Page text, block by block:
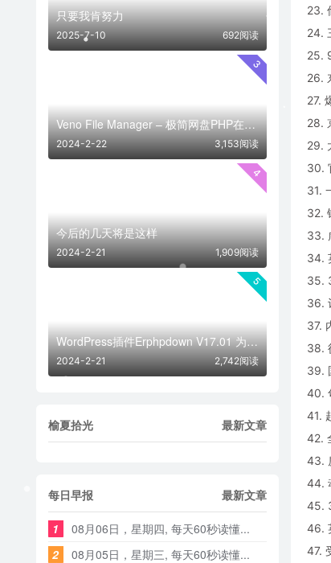
23.
24.
25.
26.
27.
28.
29.
30.
31.
32.
33.
34.
35.
36.
37.
38.
39.
40.
41.
42.
43.
44.
45.
46.
47.
只要我肯努力
2025-7-10 692阅读
3
Veno File Manager – 极简网盘PHP在线网盘系统- v4.1
2024-2-22 3,153阅读
4
今后的几天将是这样
2024-2-21 1,909阅读
5
WordPress插件Erphpdown V17.01 为网站添加付费下载功能
2024-2-21 2,742阅读
榆夏拾光 最新文章
每日早报 最新文章
1
08月06日，星期四, 每天60秒读懂...
2
08月05日，星期三, 每天60秒读懂...